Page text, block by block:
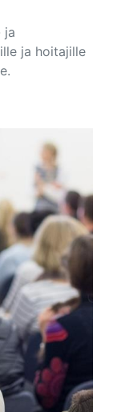
ja
ja hoitajille